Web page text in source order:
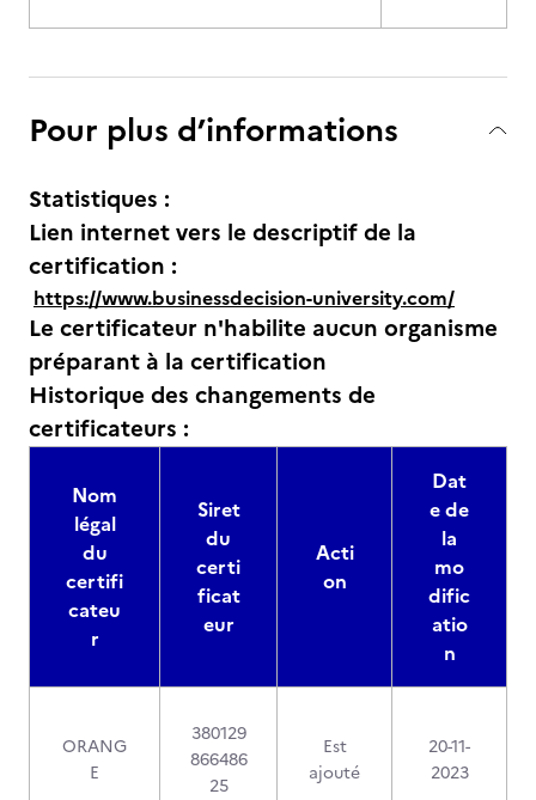
Pour plus d’informations
Statistiques :
Lien internet vers le descriptif de la
certification :
https://www.businessdecision-university.com/
Le certificateur n'habilite aucun organisme
préparant à la certification
Historique des changements de
certificateurs :
Nom
légal
du
certifi
cateu
r
Siret
du
certi
ficat
eur
Acti
on
Dat
e de
la
mo
dific
atio
n
ORANG
E
380129
866486
25
Est
ajouté
20-11-
2023